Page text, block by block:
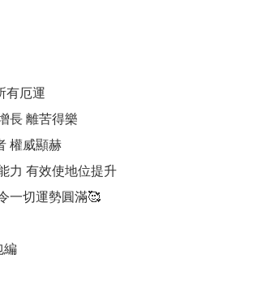
有厄運
長 離苦得樂
權威顯赫
力 有效使地位提升
一切運勢圓滿🥰